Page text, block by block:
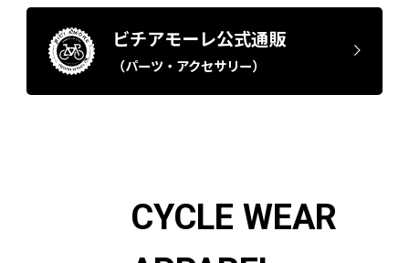
ビチアモーレ公式通販
（パーツ・アクセサリー）
CYCLE WEAR